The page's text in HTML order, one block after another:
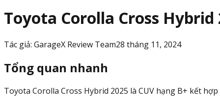
Toyota Corolla Cross
Tác giả: GarageX Review Team28 tháng 11, 2024
Tổng quan nhanh
Toyota Corolla Cross Hybrid 2025 là CUV hạng B+ kết